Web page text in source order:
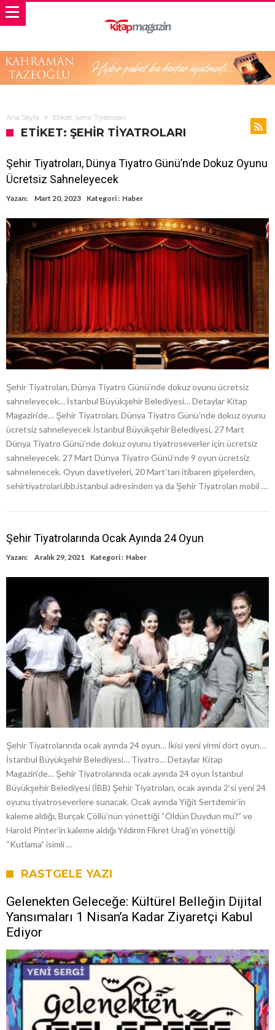
Ana Sayfa Etiket: Şehir Tiyatroları
ETIKET: ŞEHIR TIYATROLARI
Şehir Tiyatroları, Dünya Tiyatro Günü’nde Dokuz Oyunu
Ücretsiz Sahneleyecek
Yazan: Mart 20, 2023 Kategori : Haber
Şehir Tiyatroları, Dünya Tiyatro Günü’nde dokuz oyunu ücretsiz
sahneleyecek… İstanbul Büyükşehir Belediyesi… Detaylar Kitap
Magazin‘de… Şehir Tiyatroları, Dünya Tiyatro Günü’nde dokuz oyunu
ücretsiz sahneleyecek İstanbul Büyükşehir Belediyesi, 27 Mart
Dünya Tiyatro Günü’nde dokuz oyunu tiyatroseverler için ücretsiz
sahneleyecek. 27 Mart Dünya Tiyatro Günü‘nde 9 oyun ücretsiz
sahnelenecek. Oyun davetiyeleri, 20 Mart’tan itibaren gişelerden,
sehirtiyatrolari.ibb.istanbul adresinden ya da Şehir Tiyatroları mobil …
Şehir Tiyatrolarında Ocak Ayında 24 Oyun
Yazan: Aralık 29, 2021 Kategori : Haber
Şehir Tiyatrolarında ocak ayında 24 oyun… İkisi yeni yirmi dört oyun…
İstanbul Büyükşehir Belediyesi… Tiyatro… Detaylar Kitap
Magazin‘de… Şehir Tiyatrolarında ocak ayında 24 oyun İstanbul
Büyükşehir Belediyesi (İBB) Şehir Tiyatroları, ocak ayında 2’si yeni 24
oyunu tiyatroseverlere sunacak. Ocak ayında Yiğit Sertdemir’in
kaleme aldığı, Burçak Çöllü’nün yönettiği “Öldün Duydun mu?” ve
Harold Pinter’in kaleme aldığı Yıldırım Fikret Urağ’ın yönettiği
“Kutlama” isimli …
RASTGELE YAZI
Gelenekten Geleceğe: Kültürel Belleğin Dijital
Yansımaları 1 Nisan’a Kadar Ziyaretçi Kabul
Ediyor